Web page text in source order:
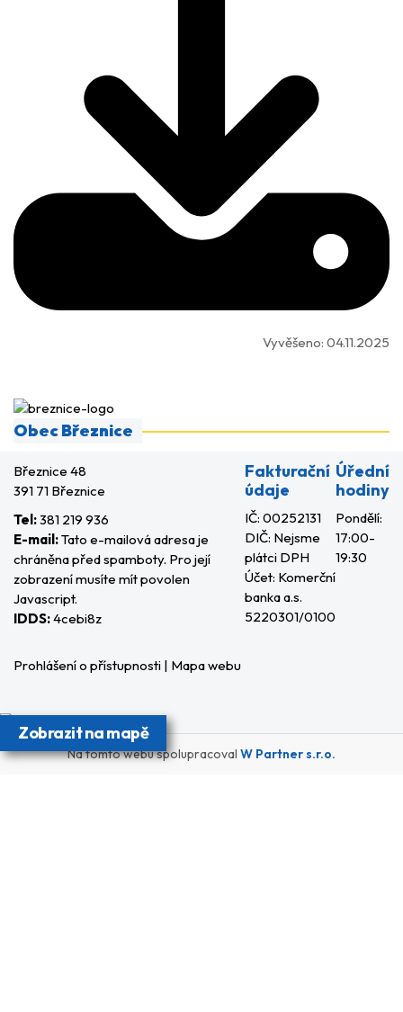
Vyvěšeno: 04.11.2025
Obec Březnice
Březnice 48
391 71 Březnice
Tel:381 219 936
E-mail:Tato e-mailová adresa je
chráněna před spamboty. Pro její
zobrazení musíte mít povolen
Javascript.
IDDS:4cebi8z
Fakturační
údaje
IČ: 00252131
DIČ: Nejsme
plátci DPH
Účet: Komerční
banka a.s.
5220301/0100
Úřední
hodiny
Pondělí:
17:00-
19:30
Prohlášení o přístupnosti | Mapa webu
Zobrazit na mapě
Na tomto webu spolupracoval W Partner s.r.o.